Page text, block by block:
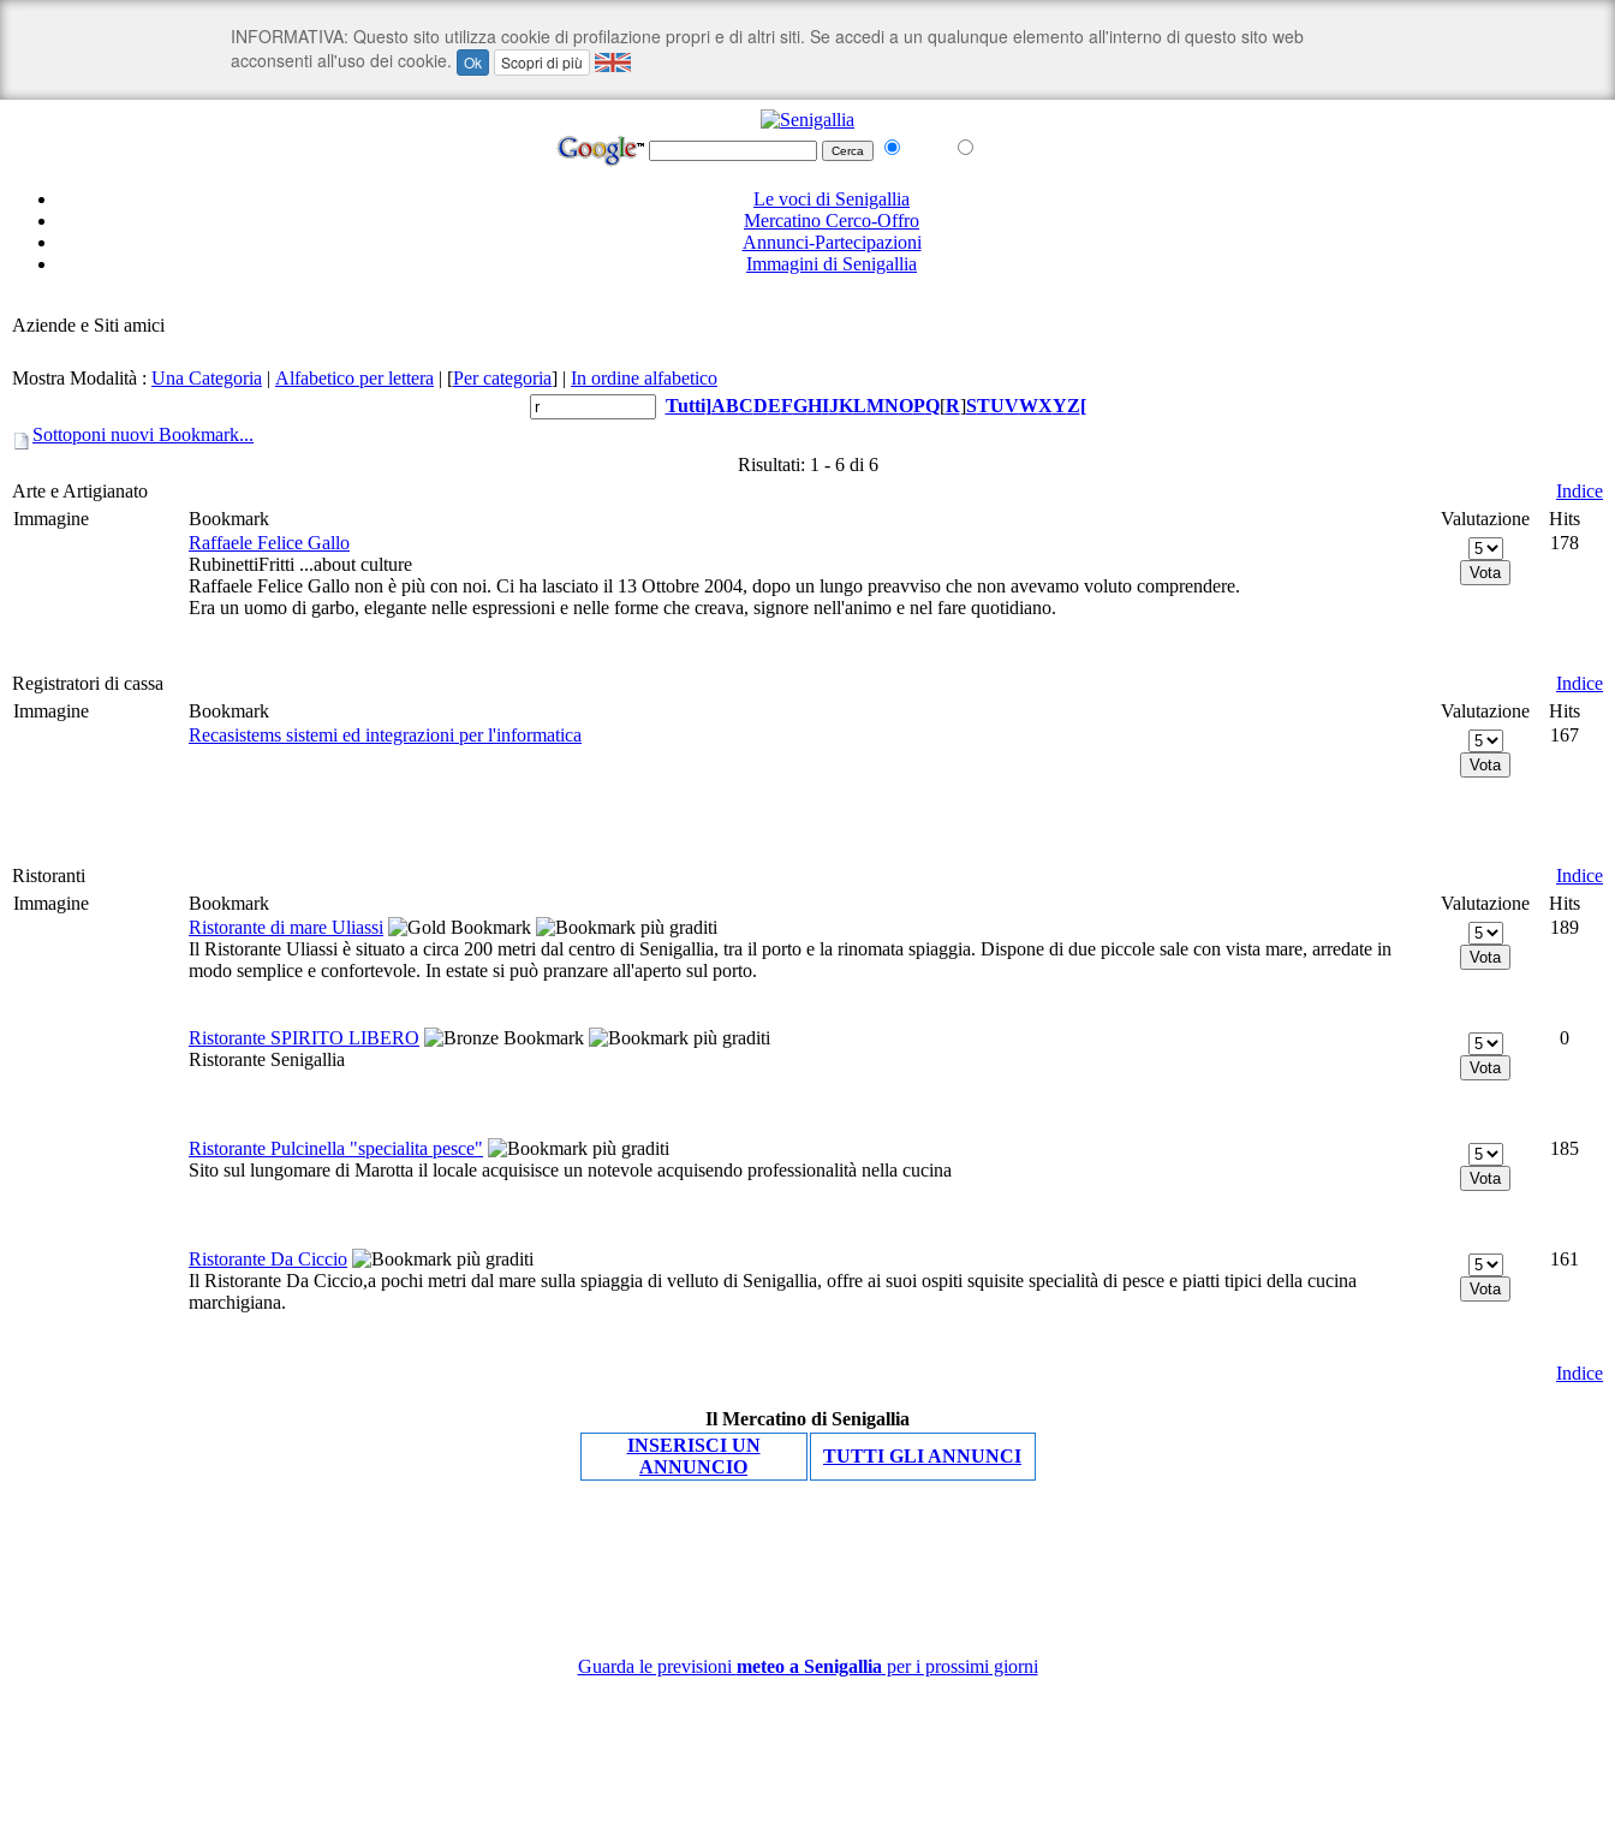
Le voci di Senigallia
Mercatino Cerco-Offro
Annunci-Partecipazioni
Immagini di Senigallia
Aziende e Siti amici
Mostra Modalità : Una Categoria | Alfabetico per lettera | [Per categoria] | In ordine alfabetico
Tutti]ABCDEFGHIJKLMNOPQ[R]STUVWXYZ[
Sottoponi nuovi Bookmark...
Risultati: 1 - 6 di 6
Arte e Artigianato
Indice
Immagine
Bookmark Valutazione
Hits
Raffaele Felice Gallo
RubinettiFritti ...about culture
Raffaele Felice Gallo non è più con noi. Ci ha lasciato il 13 Ottobre 2004, dopo un lungo preavviso che non avevamo voluto comprendere.
Era un uomo di garbo, elegante nelle espressioni e nelle forme che creava, signore nell'animo e nel fare quotidiano.
178
Registratori di cassa
Indice
Immagine
Bookmark Valutazione
Hits
Recasistems sistemi ed integrazioni per l'informatica
167
Ristoranti
Indice
Immagine
Bookmark Valutazione
Hits
Ristorante di mare Uliassi
Il Ristorante Uliassi è situato a circa 200 metri dal centro di Senigallia, tra il porto e la rinomata spiaggia. Dispone di due piccole sale con vista mare, arredate in
modo semplice e confortevole. In estate si può pranzare all'aperto sul porto.
189
Ristorante SPIRITO LIBERO
Ristorante Senigallia
0
Ristorante Pulcinella "specialita pesce"
Sito sul lungomare di Marotta il locale acquisisce un notevole acquisendo professionalità nella cucina
185
Ristorante Da Ciccio
Il Ristorante Da Ciccio,a pochi metri dal mare sulla spiaggia di velluto di Senigallia, offre ai suoi ospiti squisite specialità di pesce e piatti tipici della cucina
marchigiana.
161
Indice
Il Mercatino di Senigallia
INSERISCI UN
ANNUNCIO
TUTTI GLI ANNUNCI
Guarda le previsioni meteo a Senigallia per i prossimi giorni